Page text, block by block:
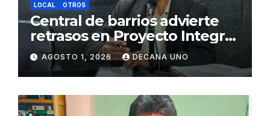
LOCAL OTROS
Central de barrios advierte
retrasos en Proyecto Integral
de Agua y Alcantarillado para
Juliaca
AGOSTO 1, 2026 DECANA UNO